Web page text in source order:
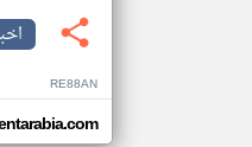
RE88AN